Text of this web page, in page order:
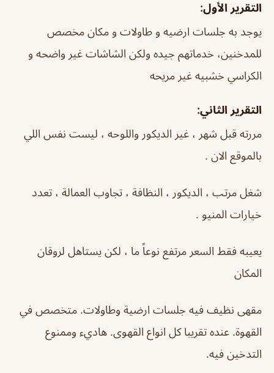
التقرير الأول:
يوجد به جلسات ارضيه و طاولات و مكان مخصص
للمدخنين، خدماتهم جيده ولكن الشاشات غير واضحه و
الكراسي خشبيه غير مريحه
التقرير الثاني:
مررته قبل شهر ، غير الديكور واللوحه ، ليست نفس اللي
بالموقع الان .
شغل مرتب ، الديكور ، النظافة ، تجاوب العمالة ، تعدد
خيارات المنيو .
يعيبه فقط السعر مرتفع نوعاً ما ، لكن يستاهل لروقان
المكان
مقهى نظيف فيه جلسات ارضية وطاولات. متخصص في
القهوة. عنده تقريبا كل انواع القهوى. هاديء وممنوع
التدخين فيه.